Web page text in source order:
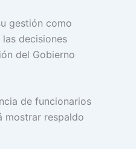
gestión como
decisiones
del Gobierno
de funcionarios
mostrar respaldo